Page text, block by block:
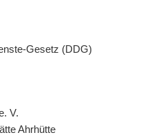
Gesetz (DDG)
V.
Ahrhütte